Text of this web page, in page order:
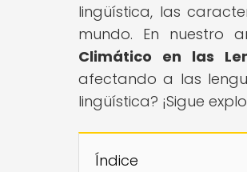
lingüística, las
mundo. En nuestro
Climático en las
afectando a las
lingüística? ¡Sigue
Índice